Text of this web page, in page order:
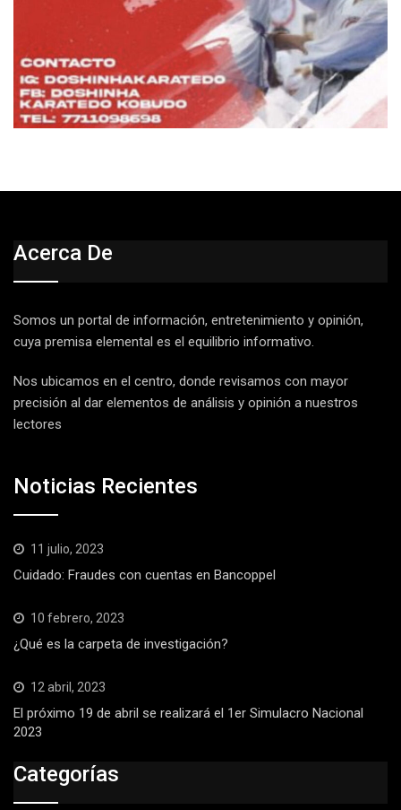
Acerca De
Somos un portal de información, entretenimiento y opinión,
cuya premisa elemental es el equilibrio informativo.
Nos ubicamos en el centro, donde revisamos con mayor
precisión al dar elementos de análisis y opinión a nuestros
lectores
Noticias Recientes
11 julio, 2023
Cuidado: Fraudes con cuentas en Bancoppel
10 febrero, 2023
¿Qué es la carpeta de investigación?
12 abril, 2023
El próximo 19 de abril se realizará el 1er Simulacro Nacional
2023
Categorías